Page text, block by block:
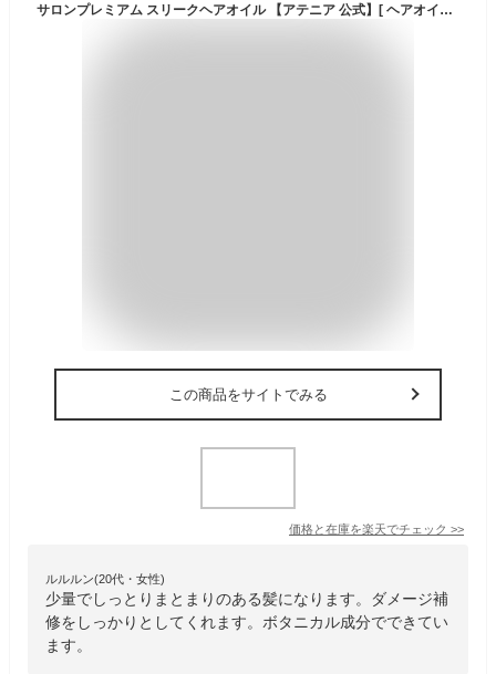
サロンプレミアム スリークヘアオイル 【アテニア 公式】[ ヘアオイル 髪 椿油 ヘアーオイル オイル ヘアトリートメント 洗い流さない ヘアートリートメント トリートメント 流さない アウトバストリートメント ヘアケア アウトバス ヘア cmc ボタニカル ダメージケア ]
この商品をサイトでみる
価格と在庫を楽天でチェック >>
ルルルン(20代・女性)
少量でしっとりまとまりのある髪になります。ダメージ補
修をしっかりとしてくれます。ボタニカル成分でできてい
ます。